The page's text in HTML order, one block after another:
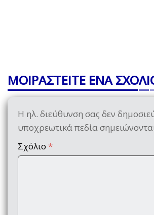
ΜΟΙΡΑΣΤΕΙΤΕ ΕΝΑ
Η ηλ. διεύθυνση σας δεν
υποχρεωτικά πεδία
Σχόλιο *